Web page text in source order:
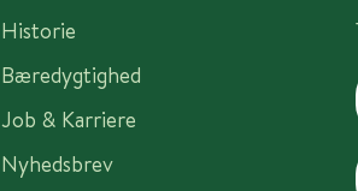
Historie
Bæredygtighed
Job & Karriere
Nyhedsbrev